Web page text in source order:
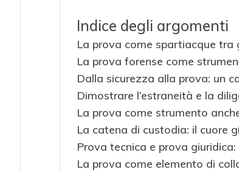
Indice degli argomenti
La prova come spartiacque tra
La prova forense come
Dalla sicurezza alla prova: un
Dimostrare l’estraneità e la
La prova come strumento
La catena di custodia: il cuore
Prova tecnica e prova
La prova come elemento di